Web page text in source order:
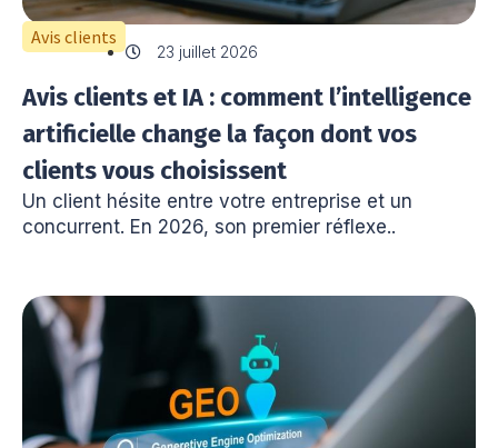
Avis clients
23 juillet 2026
Avis clients et IA : comment l’intelligence
artificielle change la façon dont vos
clients vous choisissent
Un client hésite entre votre entreprise et un
concurrent. En 2026, son premier réflexe..